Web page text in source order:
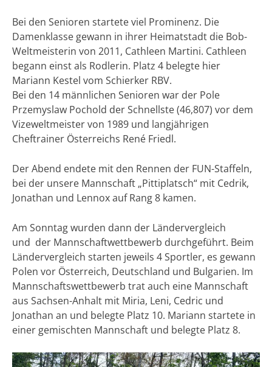
Bei den Senioren startete viel Prominenz. Die
Damenklasse gewann in ihrer Heimatstadt die Bob-
Weltmeisterin von 2011, Cathleen Martini. Cathleen
begann einst als Rodlerin. Platz 4 belegte hier
Mariann Kestel vom Schierker RBV.
Bei den 14 männlichen Senioren war der Pole
Przemyslaw Pochold der Schnellste (46,807) vor dem
Vizeweltmeister von 1989 und langjährigen
Cheftrainer Österreichs René Friedl.
Der Abend endete mit den Rennen der FUN-Staffeln,
bei der unsere Mannschaft „Pittiplatsch“ mit Cedrik,
Jonathan und Lennox auf Rang 8 kamen.
Am Sonntag wurden dann der Ländervergleich
und der Mannschaftwettbewerb durchgeführt. Beim
Ländervergleich starten jeweils 4 Sportler, es gewann
Polen vor Österreich, Deutschland und Bulgarien. Im
Mannschaftswettbewerb trat auch eine Mannschaft
aus Sachsen-Anhalt mit Miria, Leni, Cedric und
Jonathan an und belegte Platz 10. Mariann startete in
einer gemischten Mannschaft und belegte Platz 8.